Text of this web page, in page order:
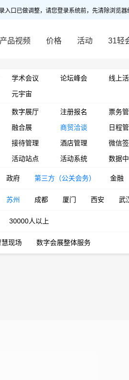
口已做调整，请您登录系统前，先清除浏览
产品视频 价格 活动 31轻
学术会议 论坛峰会 线上
元宇宙
数字展厅 注册报名 票务
融合展 商贸洽谈 日程
接待管理 酒店管理 微信签
活动站点 活动系统 数据
政府 第三方（公关会务） 金融
苏州 成都 厦门 西安 武
30000人以上
现场 数字会展整体服务